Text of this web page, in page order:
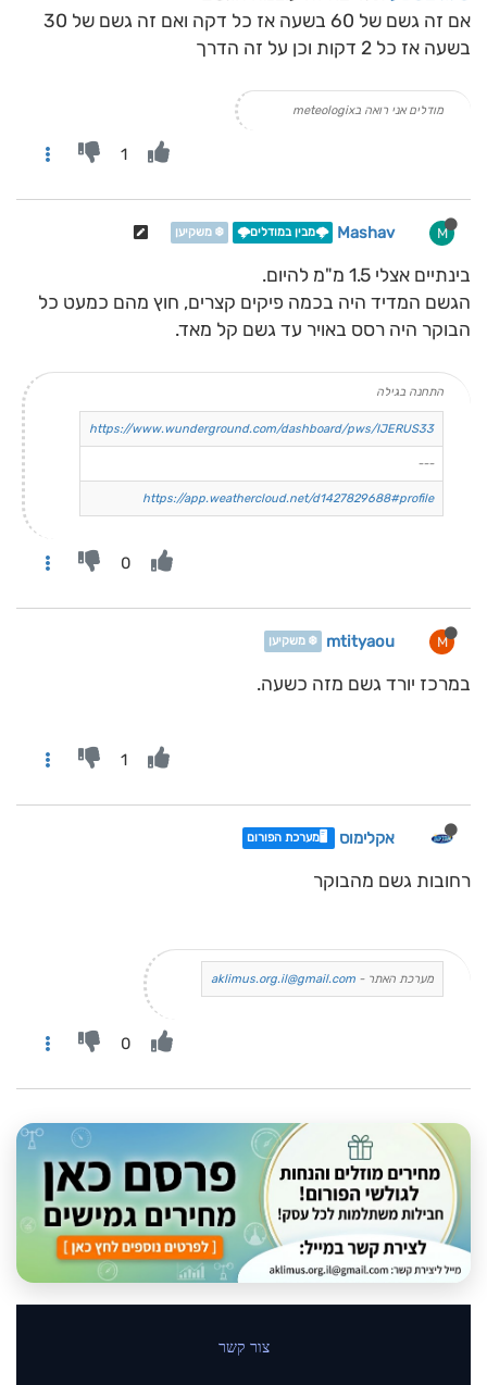
אם זה גשם של 60 בשעה אז כל דקה ואם זה גשם של 30
בשעה אז כל 2 דקות וכן על זה הדרך
מודלים אני רואה בmeteologix
1
M
Mashav 🌩️מבין במודלים🌩️ ❄️ משקיען
בינתיים אצלי 1.5 מ"מ להיום.
הגשם המדיד היה בכמה פיקים קצרים, חוץ מהם כמעט כל
הבוקר היה רסס באויר עד גשם קל מאד.
התחנה בגילה
https://www.wunderground.com/dashboard/pws/IJERUS33
---
https://app.weathercloud.net/d1427829688#profile
0
M
mtityaou ❄️ משקיען
במרכז יורד גשם מזה כשעה.
1
אקלימוס 🖥️מערכת הפורום
רחובות גשם מהבוקר
מערכת האתר - aklimus.org.il@gmail.com
0
צור קשר